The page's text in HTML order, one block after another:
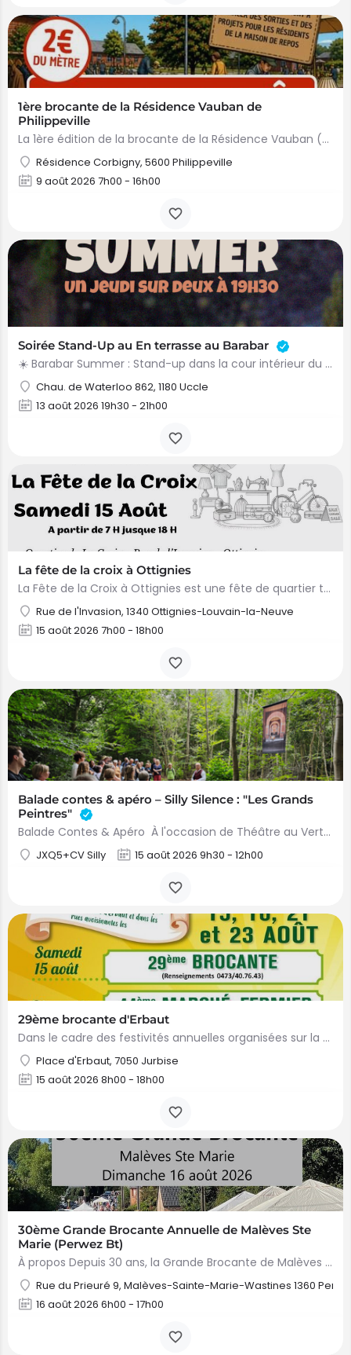
1ère brocante de la Résidence Vauban de
Philippeville
La 1ère édition de la brocante de la Résidence Vauban (Résidence Corbigny) à Philippeville aura lieu le…
Résidence Corbigny, 5600 Philippeville
9 août 2026 7h00 - 16h00
Soirée Stand-Up au En terrasse au Barabar
☀️ Barabar Summer : Stand-up dans la cour intérieur du bar ! Envie d’une soirée légère, drôle et parfaite…
Chau. de Waterloo 862, 1180 Uccle
13 août 2026 19h30 - 21h00
La fête de la croix à Ottignies
La Fête de la Croix à Ottignies est une fête de quartier traditionnelle organisée chaque année autour du 15…
Rue de l'Invasion, 1340 Ottignies-Louvain-la-Neuve
15 août 2026 7h00 - 18h00
Balade contes & apéro – Silly Silence : "Les Grands
Peintres"
Balade Contes & Apéro À l'occasion de Théâtre au Vert et dans le cadre du parcours artistique Silly…
JXQ5+CV Silly 15 août 2026 9h30 - 12h00
29ème brocante d'Erbaut
Dans le cadre des festivités annuelles organisées sur la Place d'Erbaut, une brocante est organisée le samedi…
Place d'Erbaut, 7050 Jurbise
15 août 2026 8h00 - 18h00
30ème Grande Brocante Annuelle de Malèves Ste
Marie (Perwez Bt)
À propos Depuis 30 ans, la Grande Brocante de Malèves Sainte-Marie est organisée pendant les festivités du…
Rue du Prieuré 9, Malèves-Sainte-Marie-Wastines 1360
16 août 2026 6h00 - 17h00